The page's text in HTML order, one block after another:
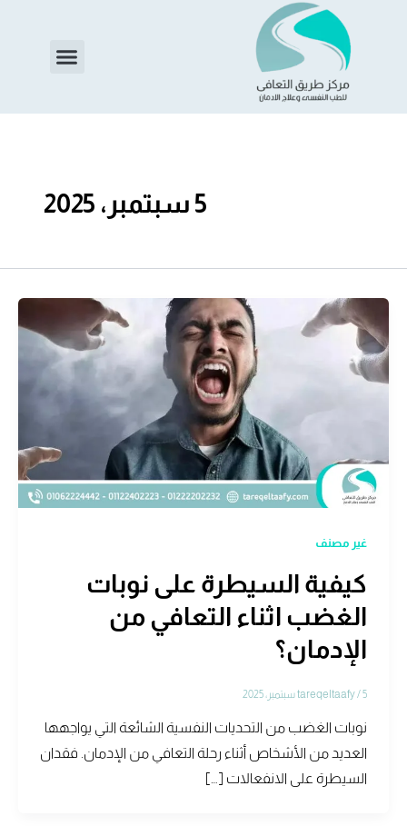
Menu
5 سبتمبر، 2025
غير مصنف
كيفية السيطرة على نوبات
الغضب اثناء التعافي من
الإدمان؟
tareqeltaafy/5 سبتمبر، 2025
نوبات الغضب من التحديات النفسية الشائعة التي يواجهها
العديد من الأشخاص أثناء رحلة التعافي من الإدمان. فقدان
السيطرة على الانفعالات […]